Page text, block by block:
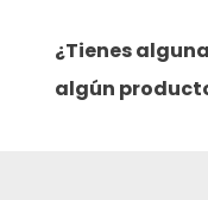
¿Tienes
algún